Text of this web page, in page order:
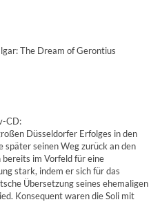
The Dream of Gerontius
CD:
Düsseldorfer Erfolges in den
seinen Weg zurück an den
im Vorfeld für eine
stark, indem er sich für das
Übersetzung seines ehemaligen
Konsequent waren die Soli mit